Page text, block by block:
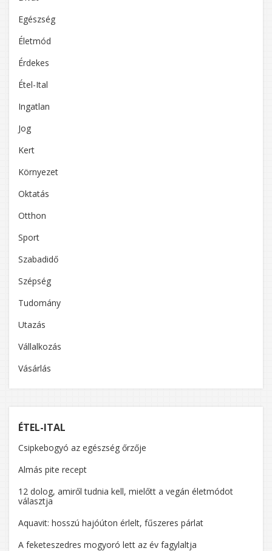
Egészség
Életmód
Érdekes
Étel-Ital
Ingatlan
Jog
Kert
Környezet
Oktatás
Otthon
Sport
Szabadidő
Szépség
Tudomány
Utazás
Vállalkozás
Vásárlás
ÉTEL-ITAL
Csipkebogyó az egészség őrzője
Almás pite recept
12 dolog, amiről tudnia kell, mielőtt a vegán életmódot
választja
Aquavit: hosszú hajóúton érlelt, fűszeres párlat
A feketeszedres mogyoró lett az év fagylaltja